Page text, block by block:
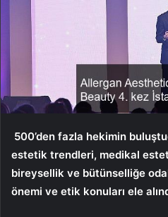
500’den fazla hekimin
estetik trendleri, medikal
bireysellik ve bütünselliğe
önemi ve etik konuları ele